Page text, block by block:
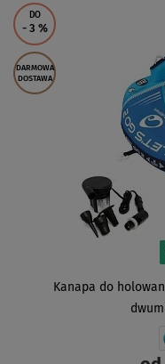
DO
- 3 %
DARMOWA
DOSTAWA
Kanapa do